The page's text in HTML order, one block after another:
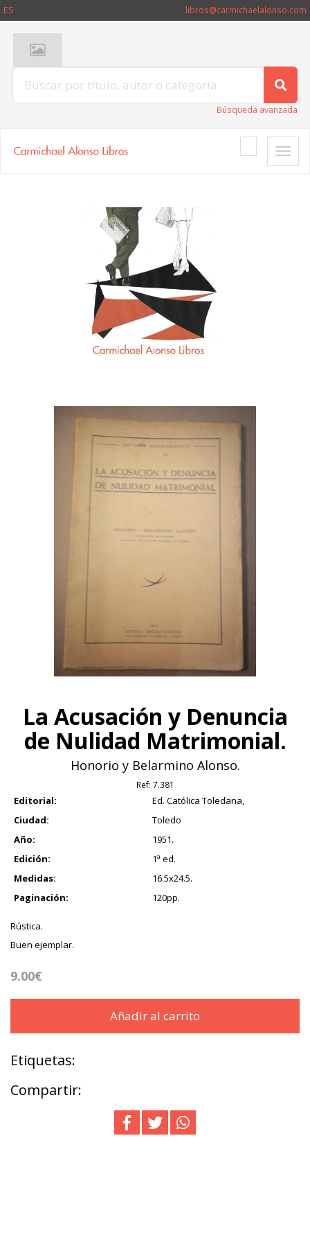
ES libros@carmichaelalonso.com
Búsqueda avanzada
Toggle
La Acusación y Denuncia
de Nulidad Matrimonial.
Honorio y Belarmino Alonso.
Ref: 7.381
Editorial:
Ed. Católica Toledana,
Ciudad:
Toledo
Año:
1951.
Edición:
1ª ed.
Medidas:
16.5x24.5.
Paginación:
120pp.
Rústica.
Buen ejemplar.
9.00€
Añadir al carrito
Etiquetas:
Compartir: